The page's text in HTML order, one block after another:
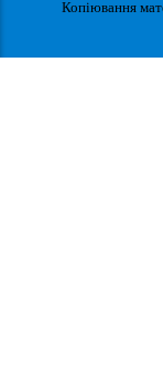
Копіювання